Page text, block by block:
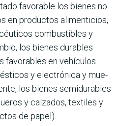
favorable los bienes no
en productos alimenticios,
combustibles y
los bie­nes durables
favorables en vehí­culos
y electrónica y mue­
los bienes semidurables
y calzados, textiles y
de papel).